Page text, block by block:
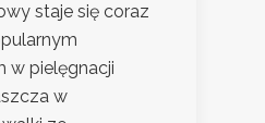
staje się coraz
w pielęgnacji
w